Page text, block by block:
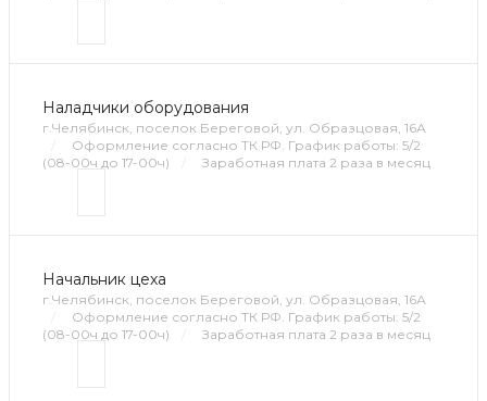
Наладчики оборудования
г.Челябинск, поселок Береговой, ул. Образцовая, 16А
Оформление согласно ТК РФ. График работы: 5/2
(08-00ч до 17-00ч)
Заработная плата 2 раза в месяц
Начальник цеха
г.Челябинск, поселок Береговой, ул. Образцовая, 16А
Оформление согласно ТК РФ. График работы: 5/2
(08-00ч до 17-00ч)
Заработная плата 2 раза в месяц